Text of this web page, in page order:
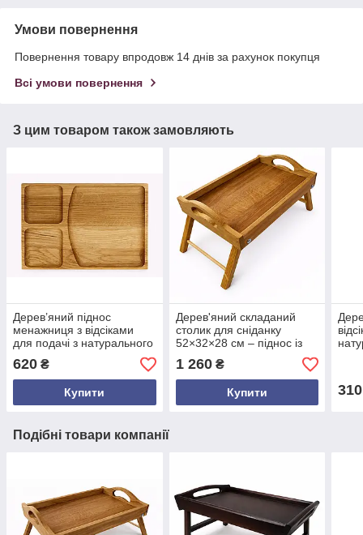
Умови повернення
Повернення товару впродовж 14 днів за рахунок покупця
Всі умови повернення
З цим товаром також замовляють
Дерев’яний піднос
менажниця з відсіками
для подачі з натурального
дуба 40×30×2.5 см —
стильний сервірувальний
піднос ручної роботи
620 ₴
Купити
Дерев'яний складаний
столик для сніданку
52×32×28 см – піднос із
натурального дуба з
ніжками та ручками
1 260₴
Купити 310
Подібні товари компанії